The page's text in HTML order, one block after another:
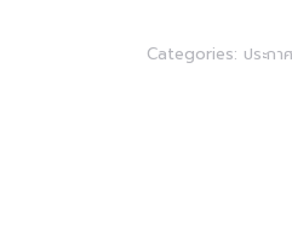
Categories: ประก